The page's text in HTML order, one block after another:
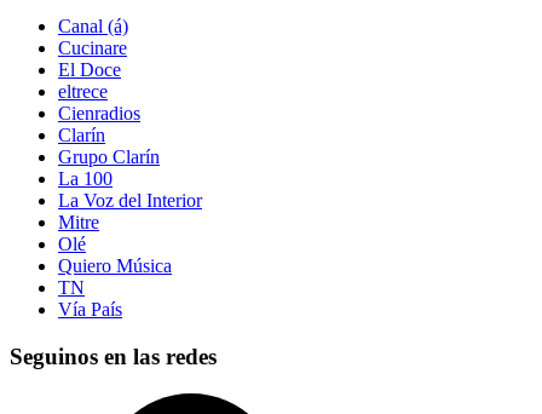
Canal (á)
Cucinare
El Doce
eltrece
Cienradios
Clarín
Grupo Clarín
La 100
La Voz del Interior
Mitre
Olé
Quiero Música
TN
Vía País
Seguinos en las redes